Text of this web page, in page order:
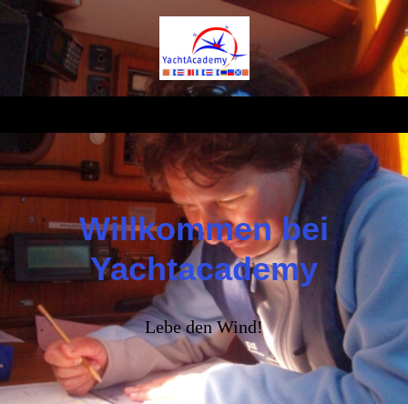
Willkommen bei
Yachtacademy
Lebe den Wind!